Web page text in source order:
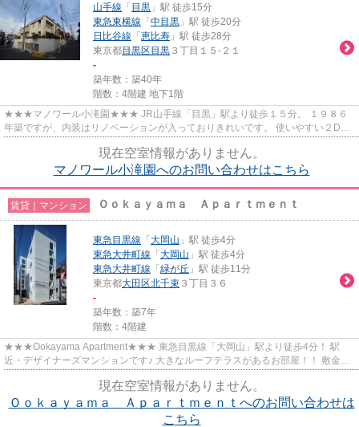
山手線 「 目黒 」駅 徒歩15分
東急東横線 「 中目黒 」駅 徒歩20分
日比谷線 「 恵比寿 」駅 徒歩28分
東京都目黒区 目黒 ３丁目１５-２１
-
築年数：築40年
階数：4階建 地下1階
★★★マノワール小滝園★★★ JR山手線「目黒」駅より徒歩１５分。 １９８６
年築ですが、内装はリノベーションが入っておりきれいです。 使いやすい２DK
現在空室情報がありません。
マノワール小滝園へのお問い合わせはこちら
賃貸｜マンション Ｏｏｋａｙａｍａ Ａｐａｒｔｍｅｎｔ
東急目黒線 「 大岡山 」駅 徒歩4分
東急大井町線 「 大岡山 」駅 徒歩4分
東急大井町線 「 緑が丘 」駅 徒歩11分
東京都大田区北千束 ３丁目３６
-
築年数：築7年
階数：4階建
★★★Ookayama Apartment★★★ 東急目黒線「大岡山」駅より徒歩4分！ 駅
近・デザイナーズマンションです♪ 大きなルーフテラスがあるお部屋！！ 敷金・
現在空室情報がありません。
Ｏｏｋａｙａｍａ Ａｐａｒｔｍｅｎｔへのお問い合わせは
こちら